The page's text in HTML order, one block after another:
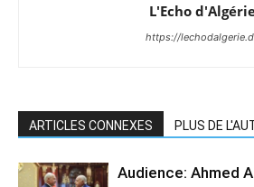
L'Echo
https://
ARTICLES CONNEXES PLUS DE
Audience: Ahmed